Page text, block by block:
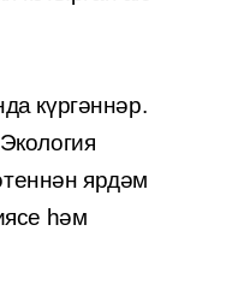
күргәннәр.
ярдәм
һәм